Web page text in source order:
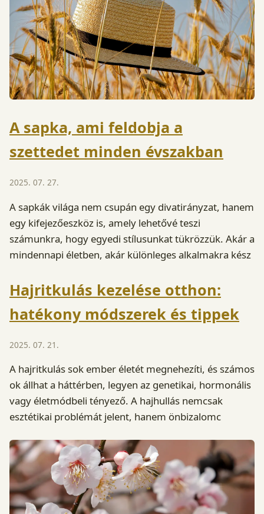
A sapka, ami feldobja a
szettedet minden évszakban
2025. 07. 27.
A sapkák világa nem csupán egy divatirányzat, hanem
egy kifejezőeszköz is, amely lehetővé teszi
számunkra, hogy egyedi stílusunkat tükrözzük. Akár a
mindennapi életben, akár különleges alkalmakra kész
Hajritkulás kezelése otthon:
hatékony módszerek és tippek
2025. 07. 21.
A hajritkulás sok ember életét megnehezíti, és számos
ok állhat a háttérben, legyen az genetikai, hormonális
vagy életmódbeli tényező. A hajhullás nemcsak
esztétikai problémát jelent, hanem önbizalomc